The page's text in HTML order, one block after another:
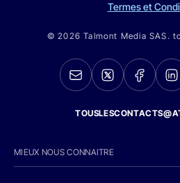
Termes et
© 2026 Talmont Media SAS.
MIEUX NOUS CONNAITRE